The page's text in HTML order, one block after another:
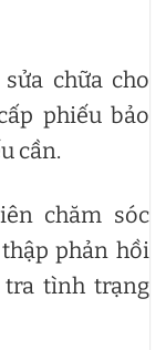
chữa cho
phiếu bảo
cần.
chăm sóc
phản hồi
tra tình trạng